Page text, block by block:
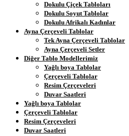
Dokulu Çiçek Tabloları
Dokulu Soyut Tablolar
Dokulu Afrikalı Kadınlar
Ayna Çerçeveli Tablolar
Tek Ayna Çerçeveli Tablolar
Ayna Çerçeveli Setler
Diğer Tablo Modellerimiz
Yağlı boya Tablolar
Çerçeveli Tablolar
Resim Çerçeveleri
Duvar Saatleri
Yağlı boya Tablolar
Çerçeveli Tablolar
Resim Çerçeveleri
Duvar Saatleri